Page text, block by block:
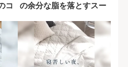
コ
の余分な脂を落とすスー